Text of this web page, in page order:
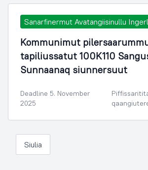
Sanarfinermut Avatangiisinullu
Kommunimut
tapiliussatut 100K110
Sunnaanaq siunnersuut
Deadline 5. November
2025
Siulia